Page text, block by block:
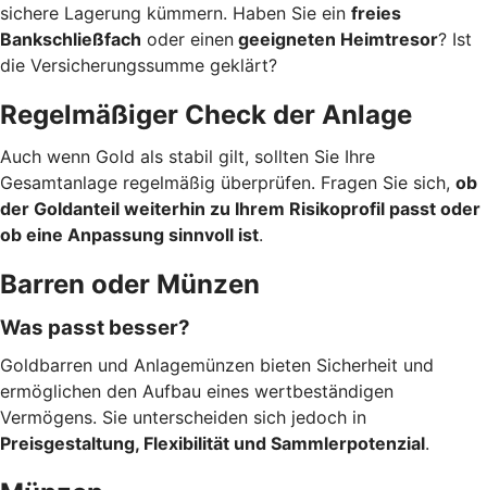
sichere Lagerung kümmern. Haben Sie ein freies
Bankschließfach oder einen geeigneten Heimtresor? Ist
die Versicherungssumme geklärt?
Regelmäßiger Check der Anlage
Auch wenn Gold als stabil gilt, sollten Sie Ihre
Gesamtanlage regelmäßig überprüfen. Fragen Sie sich, ob
der Goldanteil weiterhin zu Ihrem Risikoprofil passt oder
ob eine Anpassung sinnvoll ist.
Barren oder Münzen
Was passt besser?
Goldbarren und Anlagemünzen bieten Sicherheit und
ermöglichen den Aufbau eines wertbeständigen
Vermögens. Sie unterscheiden sich jedoch in
Preisgestaltung, Flexibilität und Sammlerpotenzial.